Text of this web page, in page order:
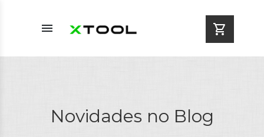
menu shopping_cart
Novidades no Blog